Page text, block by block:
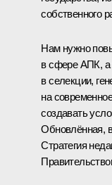
собственного
Нам нужно
в сфере АПК, а
в селекции,
на
создавать
Обновлённая,
Стратегия